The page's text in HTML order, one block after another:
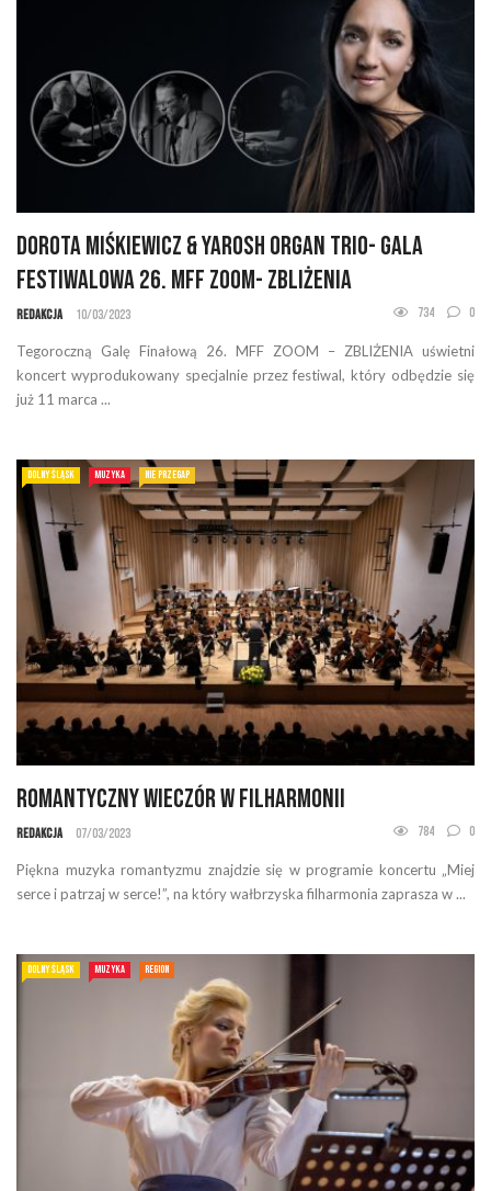
Dorota Miśkiewicz & Yarosh Organ Trio- Gala
Festiwalowa 26. MFF ZOOM- ZBLIŻENIA
Redakcja 10/03/2023 734 0
Tegoroczną Galę Finałową 26. MFF ZOOM – ZBLIŻENIA uświetni
koncert wyprodukowany specjalnie przez festiwal, który odbędzie się
już 11 marca ...
DOLNY ŚLĄSK MUZYKA NIE PRZEGAP
Romantyczny wieczór w filharmonii
Redakcja 07/03/2023 784 0
Piękna muzyka romantyzmu znajdzie się w programie koncertu „Miej
serce i patrzaj w serce!”, na który wałbrzyska filharmonia zaprasza w ...
DOLNY ŚLĄSK MUZYKA REGION